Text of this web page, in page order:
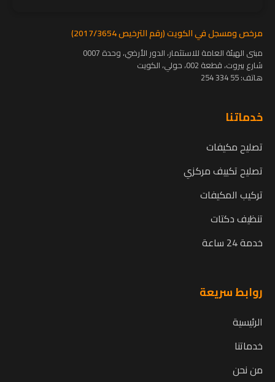
مرخص ومسجل في الكويت (رقم الترخيص 2017/3654)
مبنى الهيئة العامة للاستثمار، الدور الأرضي، وحدة 0007
شارع بيروت، قطعة 002، حولي، الكويت
هاتف:55 334 254
خدماتنا
تصليح مكيفات
تصليح تكييف مركزي
تركيب المكيفات
تنظيف دكتات
خدمة 24 ساعة
روابط سريعة
الرئيسية
خدماتنا
من نحن